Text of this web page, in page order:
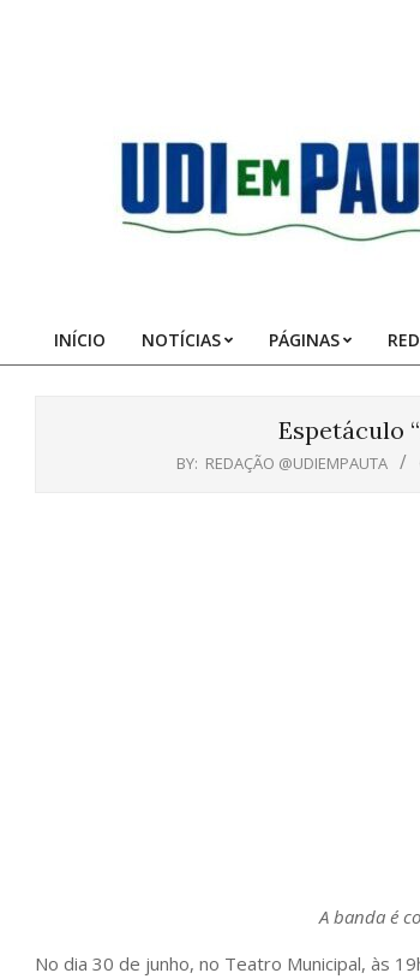
Pauta
Primary
INÍCIO NOTÍCIAS PÁGINAS
Espetáculo
BY: REDAÇÃO @UDIEMPAUTA
A banda é
No dia 30 de junho, no Teatro Municipal, às